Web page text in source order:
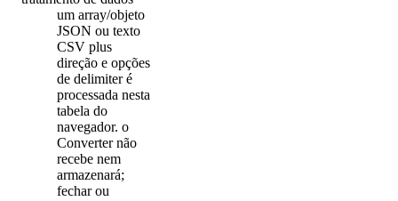
um array/objeto
JSON ou texto
CSV plus
direção e opções
de delimiter é
processada nesta
tabela do
navegador. o
Converter não
recebe nem
armazenará;
fechar ou